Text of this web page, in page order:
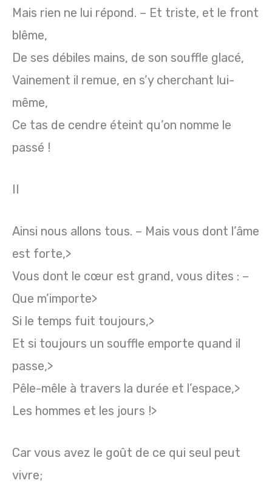
Mais rien ne lui répond. – Et triste, et le front
blême,
De ses débiles mains, de son souffle glacé,
Vainement il remue, en s’y cherchant lui-
même,
Ce tas de cendre éteint qu’on nomme le
passé !
II
Ainsi nous allons tous. – Mais vous dont l’âme
est forte,>
Vous dont le cœur est grand, vous dites : –
Que m’importe>
Si le temps fuit toujours,>
Et si toujours un souffle emporte quand il
passe,>
Pêle-mêle à travers la durée et l’espace,>
Les hommes et les jours !>
Car vous avez le goût de ce qui seul peut
vivre;